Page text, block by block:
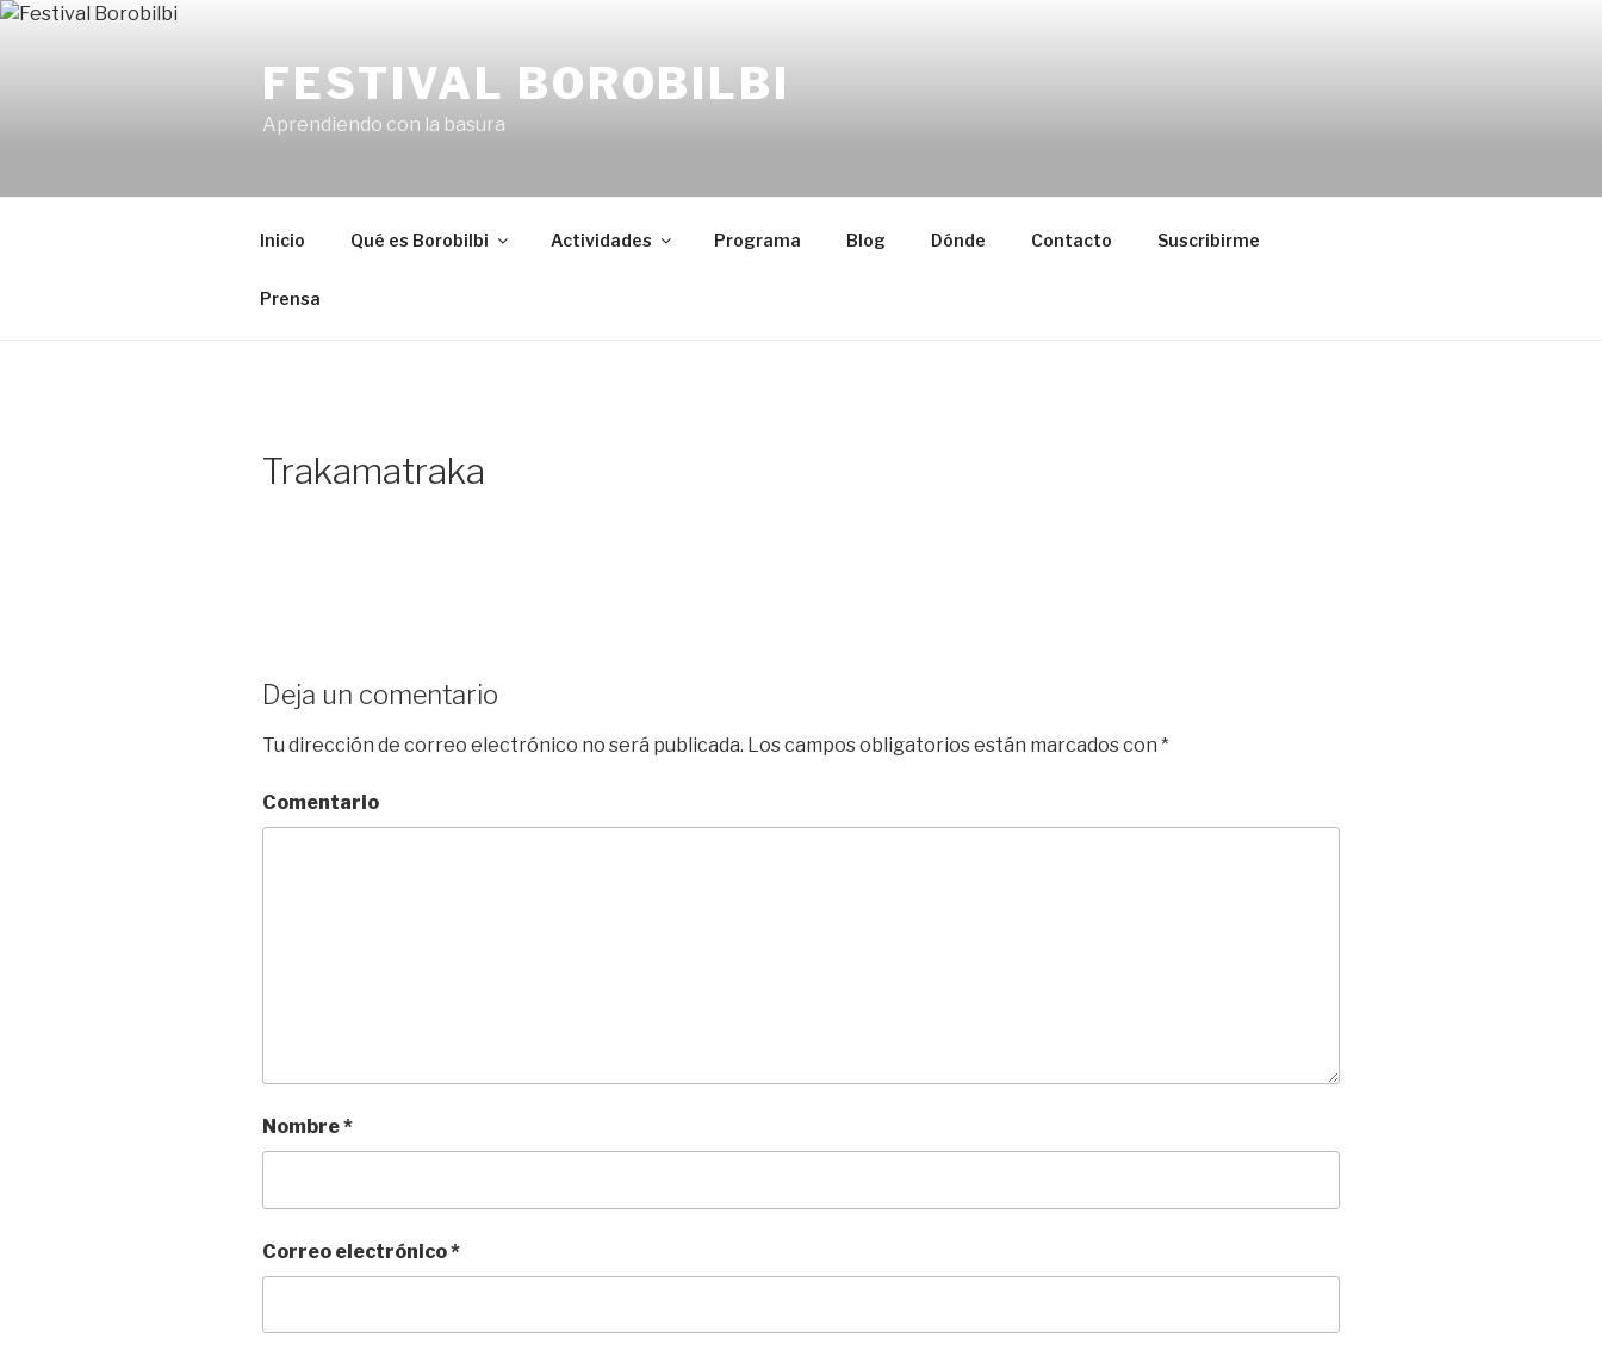
Ir
FESTIVAL BOROBILBI
Aprendiendo con la basura
Inicio Qué es Borobilbi Actividades Programa Blog Dónde Contacto Suscribirme
Prensa
Trakamatraka
Deja un comentario
Tu dirección de correo electrónico no será publicada. Los campos obligatorios están marcados con *
Comentario
Nombre*
Correo electrónico*